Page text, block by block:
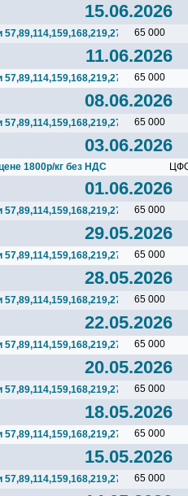
15.06.2026
65 000
11.06.2026
65 000
08.06.2026
65 000
03.06.2026
1800р/кг без НДС
01.06.2026
65 000
29.05.2026
65 000
28.05.2026
65 000
22.05.2026
65 000
20.05.2026
65 000
18.05.2026
65 000
15.05.2026
65 000